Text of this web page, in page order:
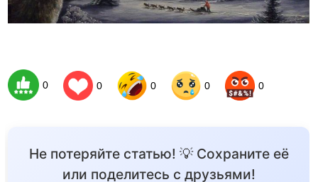
0 0 0 0 0
Не потеряйте статью! 💡 Сохраните её
или поделитесь с друзьями!